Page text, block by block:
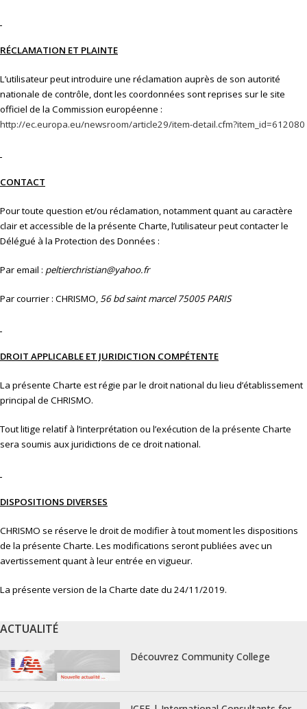
RÉCLAMATION ET PLAINTE
L’utilisateur peut introduire une réclamation auprès de son autorité
nationale de contrôle, dont les coordonnées sont reprises sur le site
officiel de la Commission européenne :
http://ec.europa.eu/newsroom/article29/item-detail.cfm?item_id=612080
CONTACT
Pour toute question et/ou réclamation, notamment quant au caractère
clair et accessible de la présente Charte, l’utilisateur peut contacter le
Délégué à la Protection des Données :
Par email : peltierchristian@yahoo.fr
Par courrier : CHRISMO, 56 bd saint marcel 75005 PARIS
DROIT APPLICABLE ET JURIDICTION COMPÉTENTE
La présente Charte est régie par le droit national du lieu d’établissement
principal de CHRISMO.
Tout litige relatif à l’interprétation ou l’exécution de la présente Charte
sera soumis aux juridictions de ce droit national.
DISPOSITIONS DIVERSES
CHRISMO se réserve le droit de modifier à tout moment les dispositions
de la présente Charte. Les modifications seront publiées avec un
avertissement quant à leur entrée en vigueur.
La présente version de la Charte date du 24/11/2019.
ACTUALITÉ
Découvrez Community College